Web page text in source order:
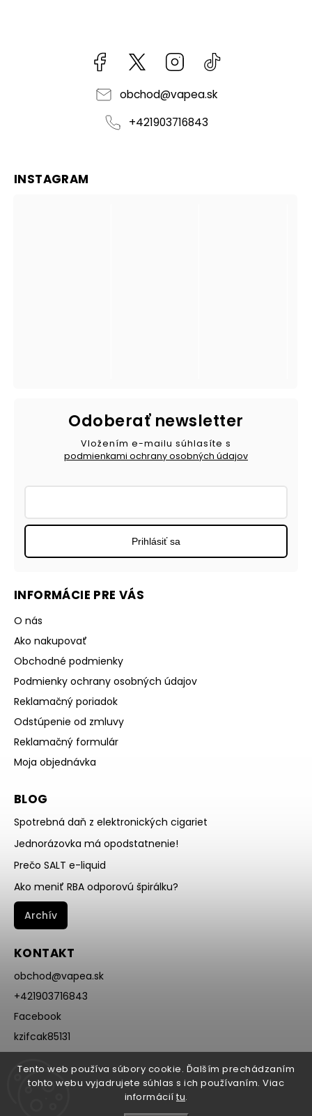
Tento web používa súbory cookie. Ďalším prechádzaním
tohto webu vyjadrujete súhlas s ich používaním. Viac
informácií tu.
Facebook kzifcak85131Instagram
obchod@vapea.sk
+421903716843
INFORMÁCIE PRE VÁS
O nás
Ako nakupovať
Obchodné podmienky
Podmienky ochrany osobných údajov
Reklamačný poriadok
Odstúpenie od zmluvy
Reklamačný formulár
Moja objednávka
BLOG
Spotrebná daň z elektronických cigariet
Jednorázovka má opodstatnenie!
Prečo SALT e-liquid
Ako meniť RBA odporovú špirálku?
Archív
KONTAKT
obchod@vapea.sk
+421903716843
Facebook
kzifcak85131
Instagram
@vapea.slovensko
INSTAGRAM
Odoberať newsletter
Vložením e-mailu súhlasíte s
podmienkami ochrany osobných údajov
Prihlásiť sa